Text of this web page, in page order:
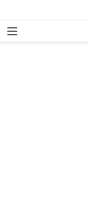
باريس 2025